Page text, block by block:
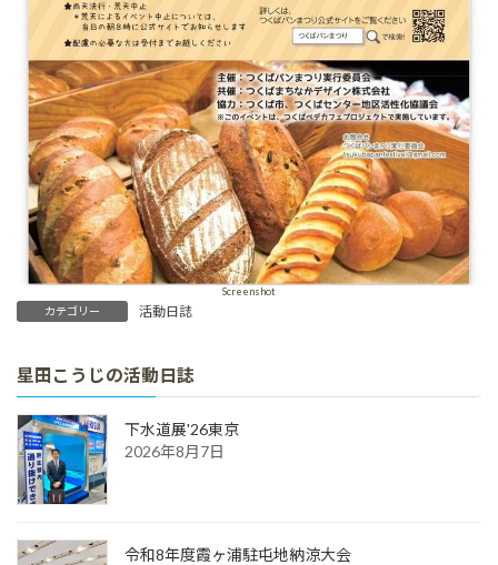
Screenshot
カテゴリー 活動日誌
星田こうじの活動日誌
下水道展'26東京
2026年8月7日
令和8年度霞ヶ浦駐屯地納涼大会